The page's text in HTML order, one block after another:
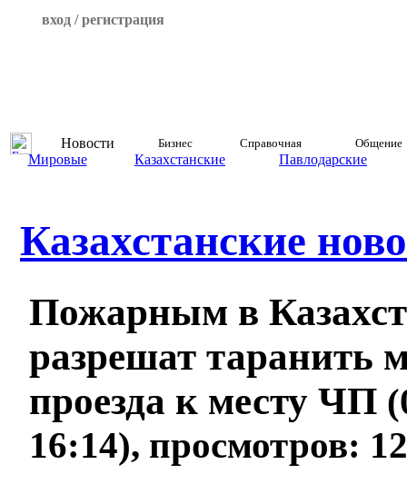
вход / регистрация
Новости Бизнес Справочная Общение
Мировые Казахстанские Павлодарские
Казахстанские
Пожарным в
разрешат таранить
проезда к месту ЧП
16:14), просмотров: